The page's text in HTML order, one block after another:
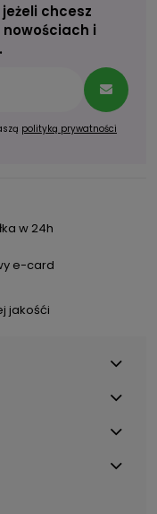
chcesz
i
polityką prywatności
w 24h
e-card
jakośći